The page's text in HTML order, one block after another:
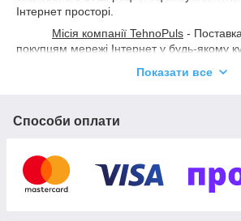
Інтернет просторі.
Місія компанії TehnoPuls -
покупцям мережі Інтернет у будь-якому
завданням і потребам клієнта.
Завданням Інтернет-магазину TehnoPuls
магазину;
Обслуговування клієнтів незалежно
(по всій території України та за її
Показати все
Способи оплати